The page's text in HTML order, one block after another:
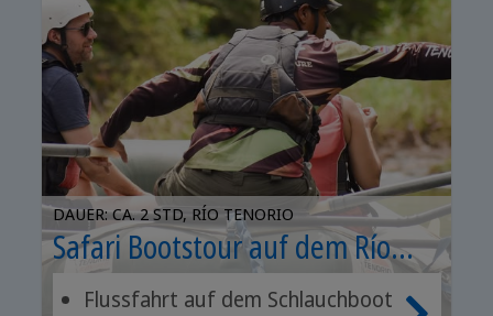
DAUER: CA. 2 STD, RÍO TENORIO
Safari Bootstour auf dem Río
Tenorio
Flussfahrt auf dem Schlauchboot